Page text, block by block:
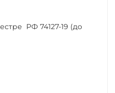
РФ 74127-19 (до